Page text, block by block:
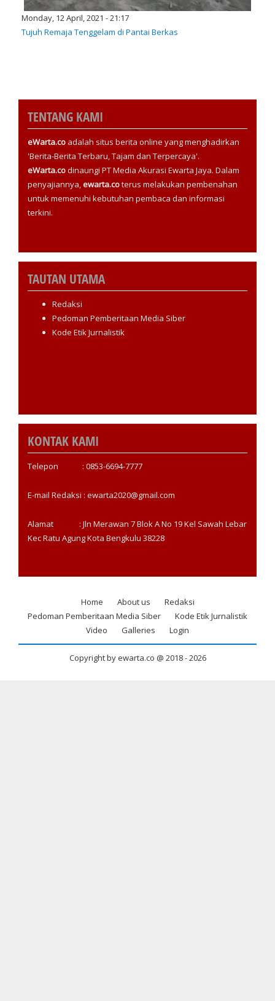
Monday, 12 April, 2021 - 21:17
Tujuh Remaja Tenggelam di Pantai Berkas
TENTANG KAMI
eWarta.co adalah situs berita online yang menghadirkan
'Berita-Berita Terbaru, Tajam dan Terpercaya'.
eWarta.codinaungi PT Media Akurasi Ewarta Jaya. Dalam
penyajiannya,ewarta.coterus melakukan pembenahan
untuk memenuhi kebutuhan pembaca dan informasi
terkini.
TAUTAN UTAMA
Redaksi
Pedoman Pemberitaan Media Siber
Kode Etik Jurnalistik
KONTAK KAMI
Telepon : 0853-6694-7777
E-mail Redaksi : ewarta2020@gmail.com
Alamat : Jln Merawan 7 Blok A No 19 Kel Sawah Lebar
Kec Ratu Agung Kota Bengkulu 38228
Footer
Home About us
Redaksi
Pedoman Pemberitaan Media Siber
Kode Etik Jurnalistik
Video
Galleries Login
Copyright by ewarta.co @ 2018 -2026